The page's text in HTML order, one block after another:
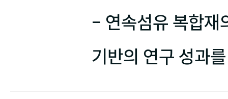
- 연속섬유 복합재
기반의 연구 성과